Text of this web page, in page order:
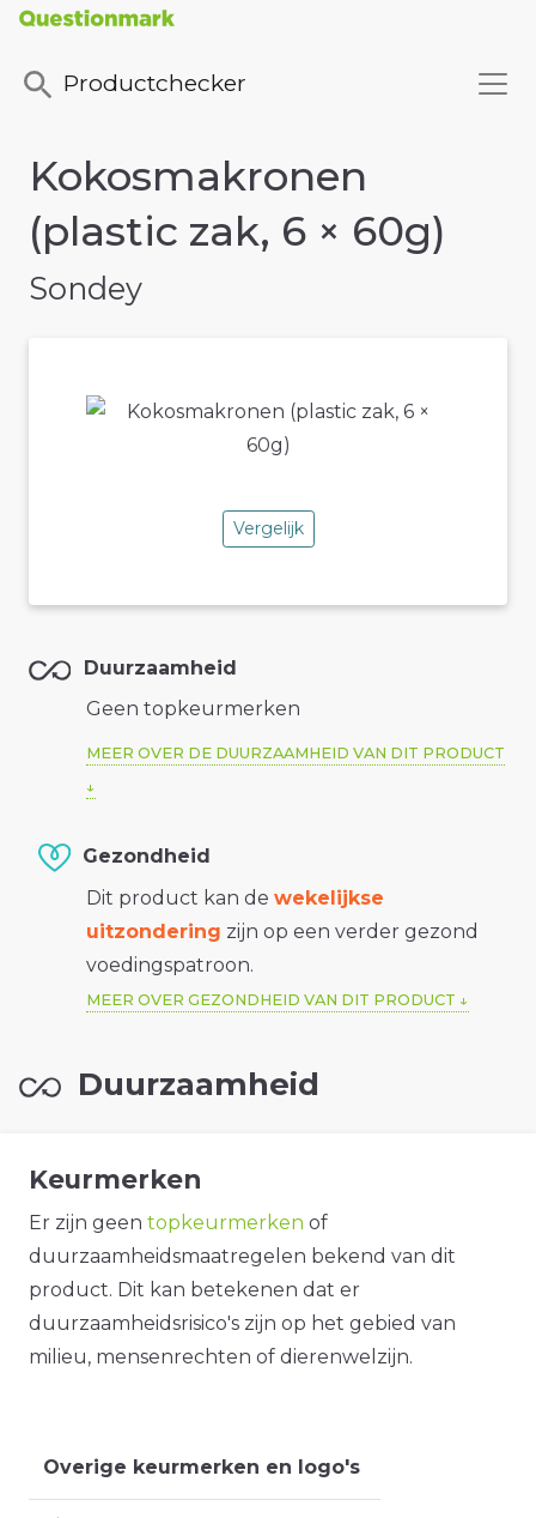
Productchecker
Kokosmakronen
(plastic zak, 6 × 60g)
Sondey
Vergelijk
Duurzaamheid
Geen topkeurmerken
MEER OVER DE DUURZAAMHEID VAN DIT PRODUCT
Gezondheid
Dit product kan de wekelijkse
uitzondering zijn op een verder gezond
voedingspatroon.
MEER OVER GEZONDHEID VAN DIT PRODUCT
Duurzaamheid
Keurmerken
Er zijn geen topkeurmerken of
duurzaamheidsmaatregelen bekend van dit
product. Dit kan betekenen dat er
duurzaamheidsrisico's zijn op het gebied van
milieu, mensenrechten of dierenwelzijn.
Overige keurmerken en logo's